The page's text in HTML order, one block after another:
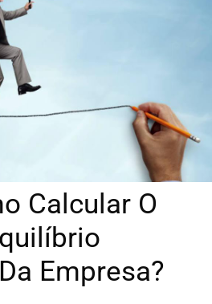
Calcular O
Empresa?